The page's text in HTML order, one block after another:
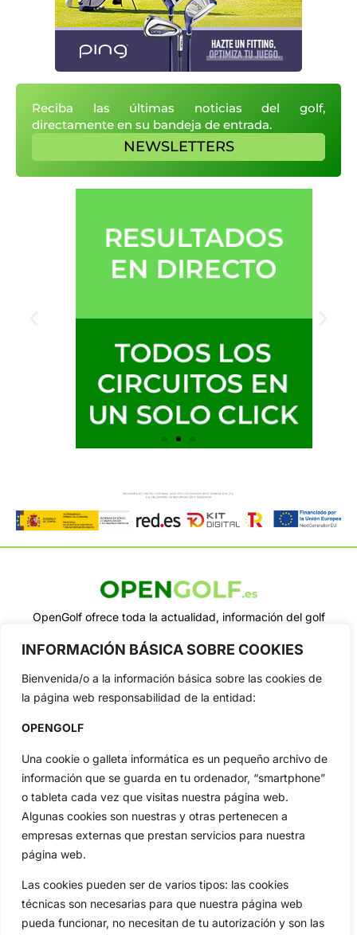
INFORMACIÓN BÁSICA SOBRE COOKIES
Bienvenida/o a la información básica sobre las cookies de
la página web responsabilidad de la entidad:
OPENGOLF
Una cookie o galleta informática es un pequeño archivo de
información que se guarda en tu ordenador, “smartphone”
o tableta cada vez que visitas nuestra página web.
Algunas cookies son nuestras y otras pertenecen a
empresas externas que prestan servicios para nuestra
página web.
Las cookies pueden ser de varios tipos: las cookies
técnicas son necesarias para que nuestra página web
pueda funcionar, no necesitan de tu autorización y son las
Reciba las últimas noticias del golf,
directamente en su bandeja de entrada.
NEWSLETTERS
OpenGolf ofrece toda la actualidad, información del golf
Jon Rahm, LIV Golf, PGA Tour, Ryder Cup, DP World Tour, LPGA
Categorias
Inicio
Actualidad
Amateurs
Circuitos
Especiales
Jon Rahm
Vídeos
De Interés
Compañía
Aviso Legal
Política de Privacidad
Política de Cookies
Publicidad
Newsletters